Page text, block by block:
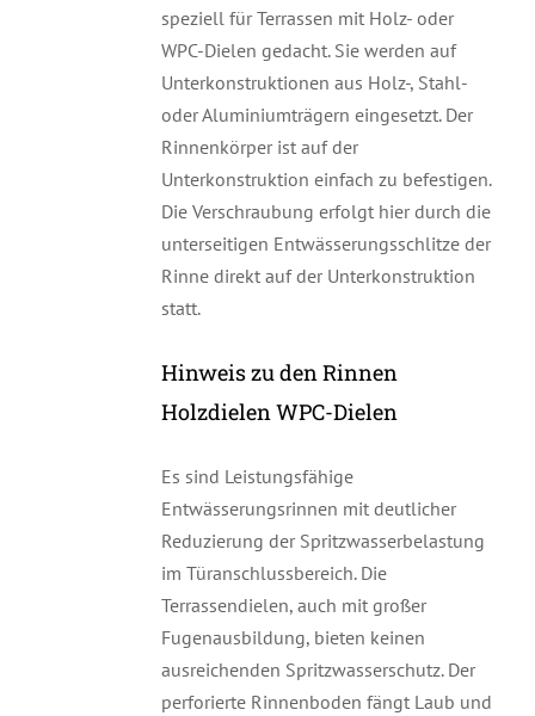
speziell für Terrassen mit Holz- oder
WPC-Dielen gedacht. Sie werden auf
Unterkonstruktionen aus Holz-, Stahl-
oder Aluminiumträgern eingesetzt. Der
Rinnenkörper ist auf der
Unterkonstruktion einfach zu befestigen.
Die Verschraubung erfolgt hier durch die
unterseitigen Entwässerungsschlitze der
Rinne direkt auf der Unterkonstruktion
statt.
Hinweis zu den Rinnen
Holzdielen WPC-Dielen
Es sind Leistungsfähige
Entwässerungsrinnen mit deutlicher
Reduzierung der Spritzwasserbelastung
im Türanschlussbereich. Die
Terrassendielen, auch mit großer
Fugenausbildung, bieten keinen
ausreichenden Spritzwasserschutz. Der
perforierte Rinnenboden fängt Laub und